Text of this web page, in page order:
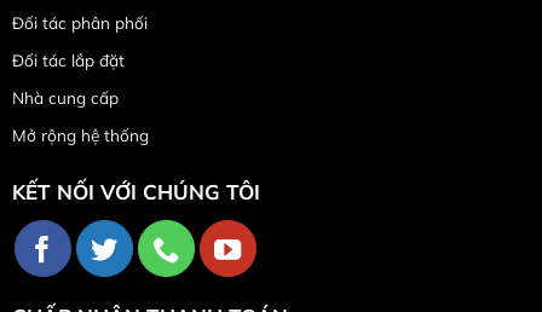
Đối tác phân phối
Đối tác lắp đặt
Nhà cung cấp
Mở rộng hệ thống
KẾT NỐI VỚI CHÚNG TÔI